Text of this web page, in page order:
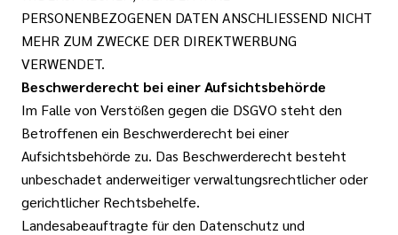
PERSONENBEZOGENEN DATEN ANSCHLIESSEND NICHT
MEHR ZUM ZWECKE DER DIREKTWERBUNG
VERWENDET.
Beschwerderecht bei einer Aufsichtsbehörde
Im Falle von Verstößen gegen die DSGVO steht den
Betroffenen ein Beschwerderecht bei einer
Aufsichtsbehörde zu. Das Beschwerderecht besteht
unbeschadet anderweitiger verwaltungsrechtlicher oder
gerichtlicher Rechtsbehelfe.
Landesabeauftragte für den Datenschutz und